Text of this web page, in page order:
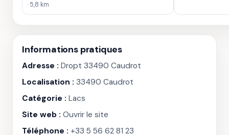
· 5,8 km
Informations pratiques
Adresse : Dropt 33490 Caudrot
Localisation : 33490 Caudrot
Catégorie : Lacs
Site web : Ouvrir le site
Téléphone : +33 5 56 62 81 23